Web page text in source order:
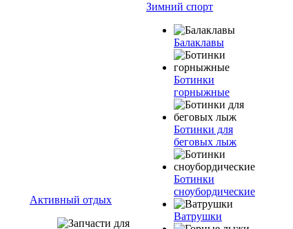
Активный отдых
Зимний спорт
Балаклавы
Ботинки
горныжные
Ботинки для
беговых лыж
Ботинки
сноубордические
Ватрушки